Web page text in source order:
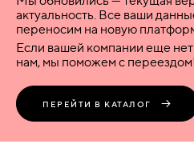
ВОРОТА
ПЕРЕГОРОДКИ
актуальность. Все ваши
переносим на новую
Если вашей компании еще нет
нам, мы поможем с
ПЕРЕЙТИ В КАТАЛОГ